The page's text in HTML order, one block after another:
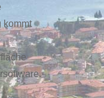
kommt